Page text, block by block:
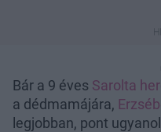
Bár a 9 éves Sarolta
a dédmamájára,
legjobban, pont